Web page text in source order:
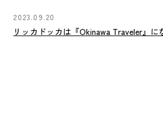
2023.09.20
リッカドッカは『Okinawa Traveler』に